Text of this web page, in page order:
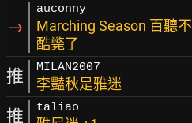
→
auconny
Marching Season 百聽
酷斃了
推 MILAN2007
李豔秋是雅迷
推 taliao